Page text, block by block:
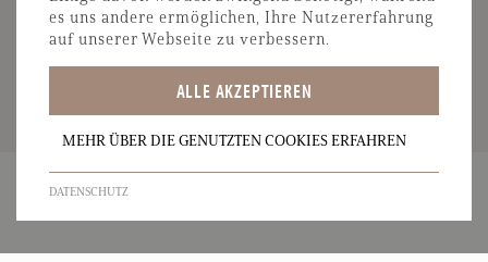
IMPRESSUM
es uns andere ermöglichen, Ihre Nutzererfahrung
auf unserer Webseite zu verbessern.
ALLE AKZEPTIEREN
MEHR ÜBER DIE GENUTZTEN COOKIES ERFAHREN
DATENSCHUTZ